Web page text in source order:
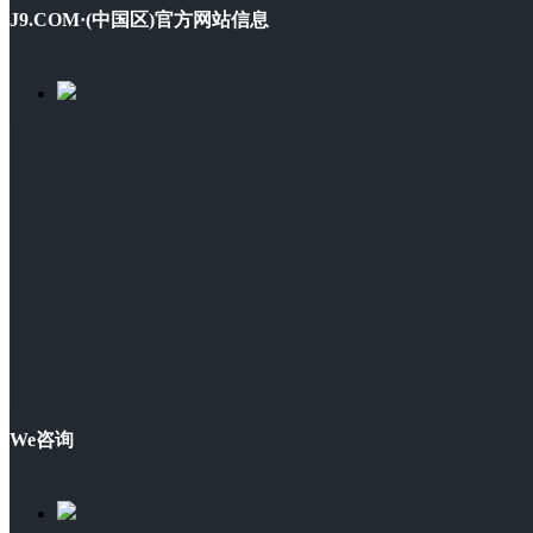
J9.COM·(中国区)官方网站信息
We咨询